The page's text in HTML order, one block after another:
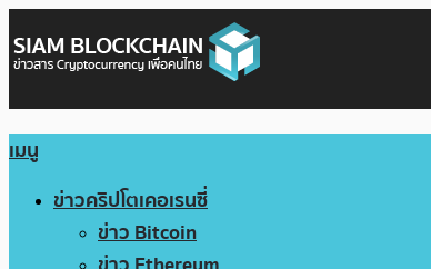
เมนู
ข่าวคริปโตเคอเรนซี่
ข่าว Bitcoin